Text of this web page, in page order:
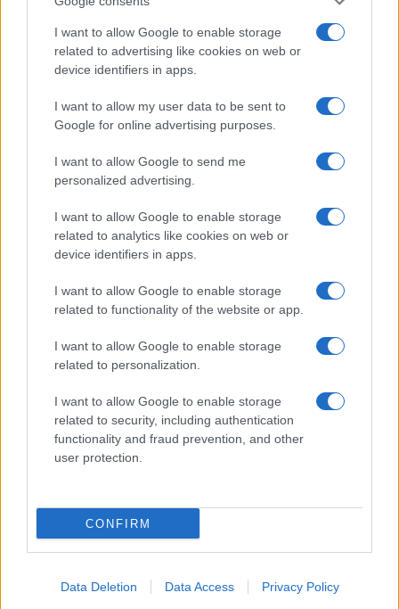
I want to allow Google to enable storage
related to advertising like cookies on web or
device identifiers in apps.
I want to allow my user data to be sent to
Google for online advertising purposes.
I want to allow Google to send me
personalized advertising.
I want to allow Google to enable storage
related to analytics like cookies on web or
device identifiers in apps.
I want to allow Google to enable storage
related to functionality of the website or app.
I want to allow Google to enable storage
related to personalization.
I want to allow Google to enable storage
related to security, including authentication
functionality and fraud prevention, and other
user protection.
CONFIRM
Data Deletion Data Access Privacy Policy
CHI SIAMO CONTATTI PUBBLICITÀ LAVORA CON NOI
OTTO CHANNEL
Iscritto al Registro degli Operatori di Comunicazione n. 37512
© Riproduzione Riservata – Ne è consentita esclusivamente una
riproduzione parziale con citazione della fonte corretta